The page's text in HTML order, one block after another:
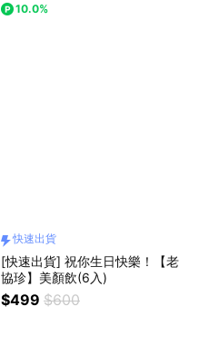
10.0%
快速出貨
[快速出貨] 祝你生日快樂！【老
協珍】美顏飲(6入)
$499 $600